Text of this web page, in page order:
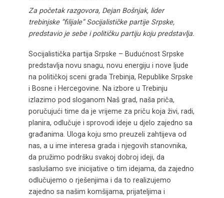
Za početak razgovora, Dejan Bošnjak, lider
trebinjske ”filijale” Socijalističke partije Srpske,
predstavio je sebe i političku partiju koju predstavlja.
Socijalistička partija Srpske – Budućnost Srpske
predstavlja novu snagu, novu energiju i nove ljude
na političkoj sceni grada Trebinja, Republike Srpske
i Bosne i Hercegovine. Na izbore u Trebinju
izlazimo pod sloganom Naš grad, naša priča,
poručujući time da je vrijeme za priču koja živi, radi,
planira, odlučuje i sprovodi ideje u djelo zajedno sa
građanima. Uloga koju smo preuzeli zahtijeva od
nas, a u ime interesa grada i njegovih stanovnika,
da pružimo podršku svakoj dobroj ideji, da
saslušamo sve inicijative o tim idejama, da zajedno
odlučujemo o rješenjima i da to realizujemo
zajedno sa našim komšijama, prijateljima i